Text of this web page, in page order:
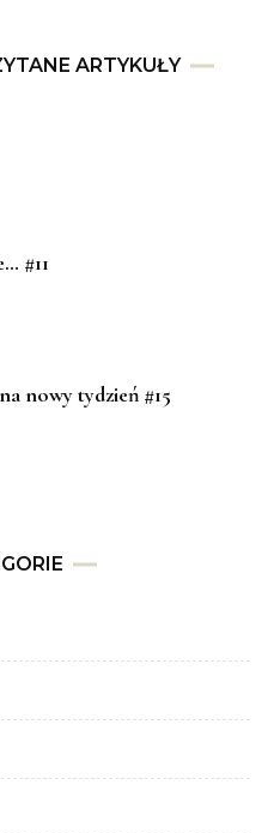
ARTYKUŁY
#11
nowy tydzień #15